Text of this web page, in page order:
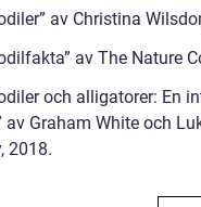
av Christina
av The Nature
och alligatorer: En
av Graham White och
2018.